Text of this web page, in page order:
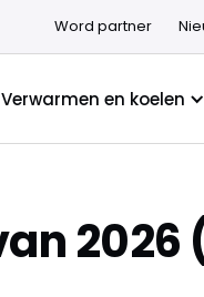
Word partner
Verwarmen en koelen
2026